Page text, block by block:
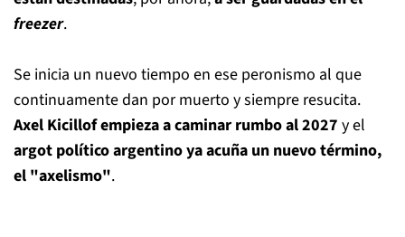
freezer.
Se inicia un nuevo tiempo en ese peronismo al que
continuamente dan por muerto y siempre resucita.
Axel Kicillof empieza a caminar rumbo al 2027 y el
argot político argentino ya acuña un nuevo término,
el "axelismo".